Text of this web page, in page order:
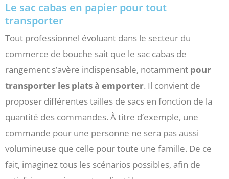
Le sac cabas en papier pour tout
transporter
Tout professionnel évoluant dans le secteur du
commerce de bouche sait que le sac cabas de
rangement s’avère indispensable, notamment pour
transporter les plats à emporter. Il convient de
proposer différentes tailles de sacs en fonction de la
quantité des commandes. À titre d’exemple, une
commande pour une personne ne sera pas aussi
volumineuse que celle pour toute une famille. De ce
fait, imaginez tous les scénarios possibles, afin de